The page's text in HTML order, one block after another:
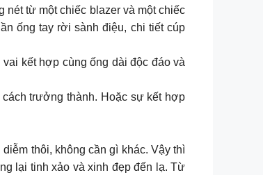
từ một chiếc blazer và một chiếc
ống tay rời sành điệu, chi tiết cúp
kết hợp cùng ống dài độc đáo và
trưởng thành. Hoặc sự kết hợp
thôi, không cần gì khác. Vậy thì
lại tinh xảo và xinh đẹp đến lạ. Từ